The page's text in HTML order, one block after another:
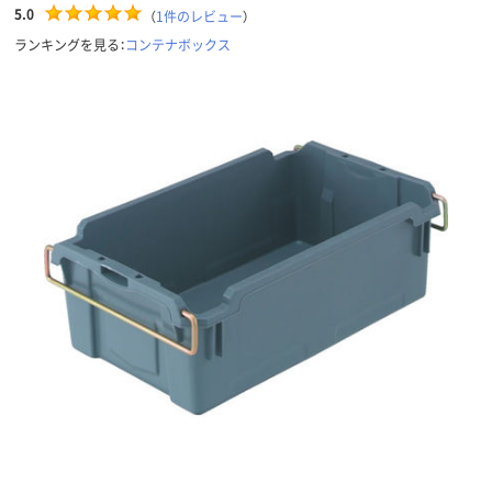
5.0 （1件のレビュー）
ランキングを見る：コンテナボックス